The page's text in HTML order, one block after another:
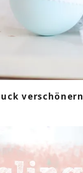
verschönern